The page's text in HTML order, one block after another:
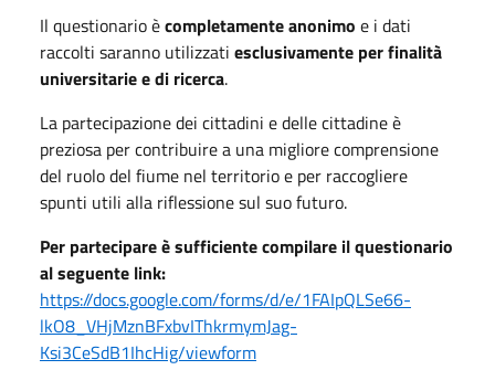
Il questionario ècompletamente anonimo e i dati
raccolti saranno utilizzati esclusivamente per finalità
universitarie e di ricerca.
La partecipazione dei cittadini e delle cittadine è
preziosa per contribuire a una migliore comprensione
del ruolo del fiume nel territorio e per raccogliere
spunti utili alla riflessione sul suo futuro.
Per partecipare è sufficiente compilare il questionario
al seguente link:
https://docs.google.com/forms/d/e/1FAIpQLSe66-
lkO8_VHjMznBFxbvIThkrmymJag-
Ksi3CeSdB1IhcHig/viewform